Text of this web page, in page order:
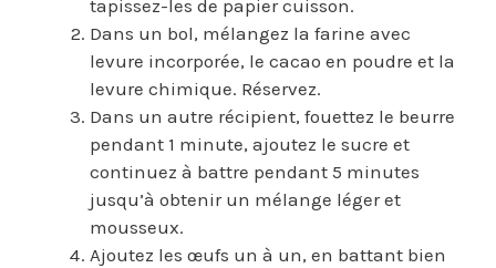
tapissez-les de papier cuisson.
Dans un bol, mélangez la farine avec
levure incorporée, le cacao en poudre et la
levure chimique. Réservez.
Dans un autre récipient, fouettez le beurre
pendant 1 minute, ajoutez le sucre et
continuez à battre pendant 5 minutes
jusqu’à obtenir un mélange léger et
mousseux.
Ajoutez les œufs un à un, en battant bien